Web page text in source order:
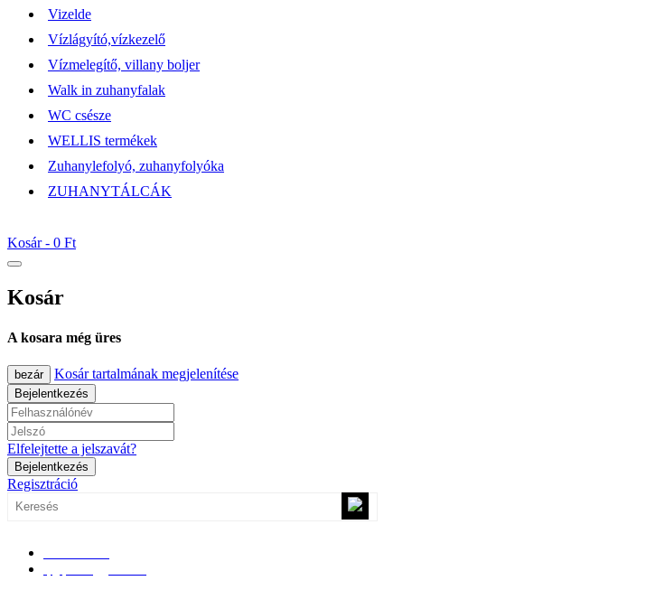
Vizelde
Vízlágyító,vízkezelő
Vízmelegítő, villany boljer
Walk in zuhanyfalak
WC csésze
WELLIS termékek
Zuhanylefolyó, zuhanyfolyóka
ZUHANYTÁLCÁK
Kosár - 0 Ft
Kosár
A kosara még üres
bezár Kosár tartalmának megjelenítése
Bejelentkezés
Elfelejtette a jelszavát?
Bejelentkezés
Regisztráció